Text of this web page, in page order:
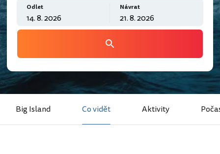
Odlet Návrat
Big Island Co vidět Aktivity